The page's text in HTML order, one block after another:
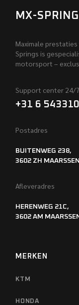
MX-
Maximale
Springs is
motorsport –
Support center 24/7
+31 6
Postadres
BUITENWEG 238,
3602 ZH MAARSSEN
Afleveradres
HERENWEG 21C,
3602 AM
MERKEN
KTM
HONDA